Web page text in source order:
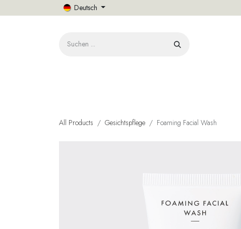
Deutsch
All Products Gesichtspflege Foaming Facial Wash